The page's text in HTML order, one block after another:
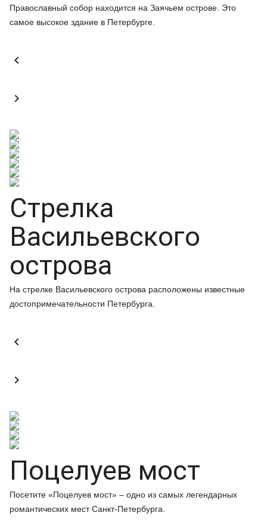
Православный собор находится на Заячьем острове. Это
самое высокое здание в Петербурге.


Стрелка
Васильевского
острова
На стрелке Васильевского острова расположены известные
достопримечательности Петербурга.


Поцелуев мост
Посетите «Поцелуев мост» – одно из самых легендарных
романтических мест Санкт-Петербурга.